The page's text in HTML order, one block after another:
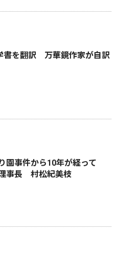
書を翻訳 万華鏡作家が自訳
園事件から10年が経って
事長 村松紀美枝